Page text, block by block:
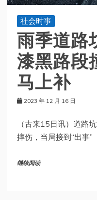
社会时事
雨季道路
漆黑路段
马上补
2023 年 12 月 16 日
（古来15日讯）道路
摔伤，当局接到“出事”
继续阅读